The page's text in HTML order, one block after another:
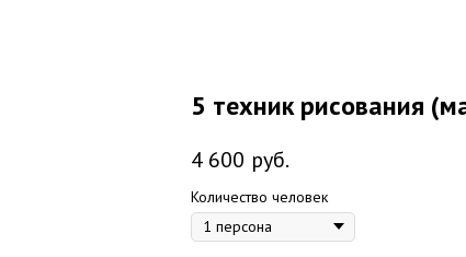
5 техник рисования
4 600 руб.
Количество человек